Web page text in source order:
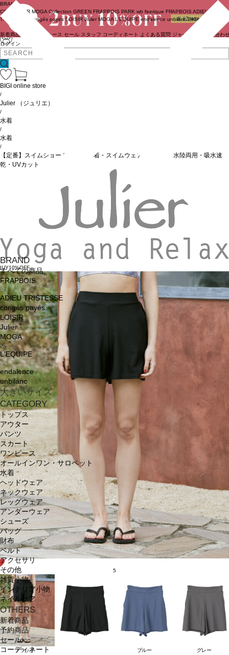
ログイン
BRAND
COUTURIER MOGA Collection GREEN FRAPBOIS PARK wb feerique FRAPBOIS ADIEU
TRISTESSE
congés payés LOISIR Julier MOGA L'EQUIPE endalence unbilanc BIGI online store
新着商品 ニュース セール スタッフ コーディネート よくある質問 ジャーナル お問い合わ
BRAND
すべての商品
FRAPBOIS
ADIEU TRISTESSE
congés payés
LOISIR
Julier
MOGA
L'EQUIPE
endalence
unbilanc
大きいサイズ
CATEGORY
トップス
アウター
パンツ
スカート
ワンピース
オールインワン・サロペット
水着
ヘッドウェア
ネックウェア
レッグウェア
アンダーウェア
シューズ
バッグ
財布
ベルト
アクセサリ
その他
雑貨小物
インテリア小物
ネイルケア
OTHERS
新着商品
予約商品
セール
コーディネート
BIGI online store
/
Julier （ジュリエ）
/
水着
/
水着
/
【定番】スイムショートパンツ/水着・スイムウェア・耐塩素・水陸両用・吸水速
乾・UVカット
5
ブラック ブルー グレー